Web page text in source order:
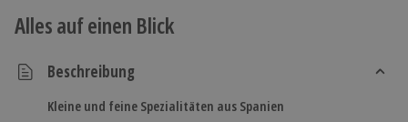
Alles auf einen Blick
Beschreibung
Kleine und feine Spezialitäten aus Spanien